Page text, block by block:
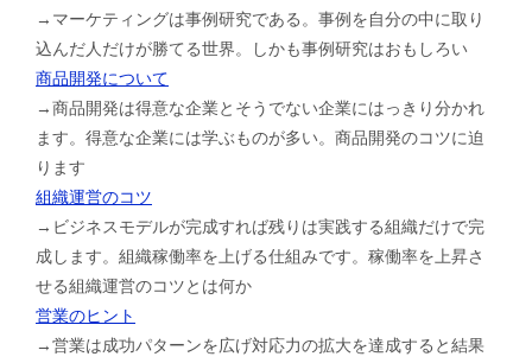
→マーケティングは事例研究である。事例を自分の中に取り
込んだ人だけが勝てる世界。しかも事例研究はおもしろい
商品開発について
→商品開発は得意な企業とそうでない企業にはっきり分かれ
ます。得意な企業には学ぶものが多い。商品開発のコツに迫
ります
組織運営のコツ
→ビジネスモデルが完成すれば残りは実践する組織だけで完
成します。組織稼働率を上げる仕組みです。稼働率を上昇さ
せる組織運営のコツとは何か
営業のヒント
→営業は成功パターンを広げ対応力の拡大を達成すると結果